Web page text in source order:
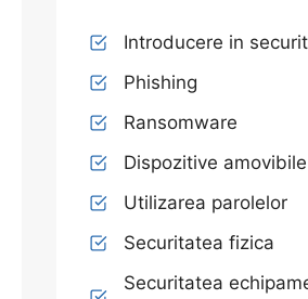
Introducere in
Phishing
Ransomware
Dispozitive amovibile
Utilizarea parolelor
Securitatea fizica
Securitatea